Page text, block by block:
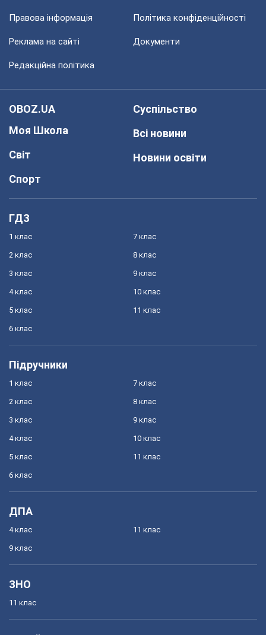
Правова інформація Політика конфіденційності
Реклама на сайті Документи
Редакційна політика
OBOZ.UA
Моя Школа
Світ
Спорт
Суспільство
Всі новини
Новини освіти
ГДЗ
1 клас
2 клас
3 клас
4 клас
5 клас
6 клас
7 клас
8 клас
9 клас
10 клас
11 клас
Підручники
1 клас
2 клас
3 клас
4 клас
5 клас
6 клас
7 клас
8 клас
9 клас
10 клас
11 клас
ДПА
4 клас
9 клас
11 клас
ЗНО
11 клас